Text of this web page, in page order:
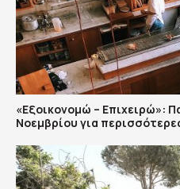
«Εξοικονομώ – Επιχειρώ»:
Νοεμβρίου για